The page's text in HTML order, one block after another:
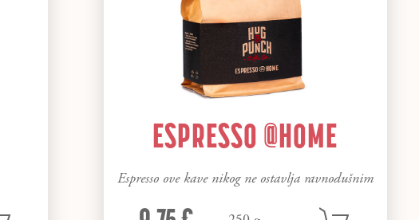
ESPRESSO @HOME
Espresso ove kave nikog ne ostavlja ravnodušnim